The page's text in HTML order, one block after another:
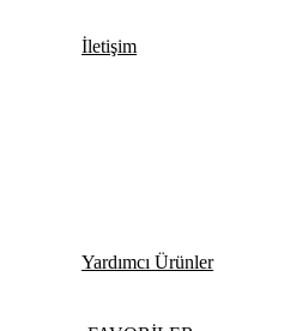
İletişim
Yardımcı Ürünler